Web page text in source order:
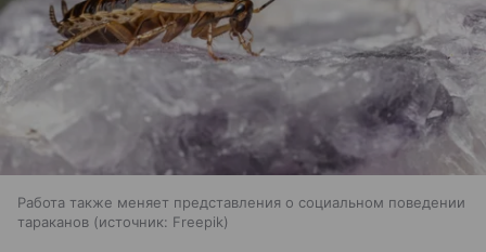
Работа также меняет представления о социальном поведении
тараканов
источник: Freepik